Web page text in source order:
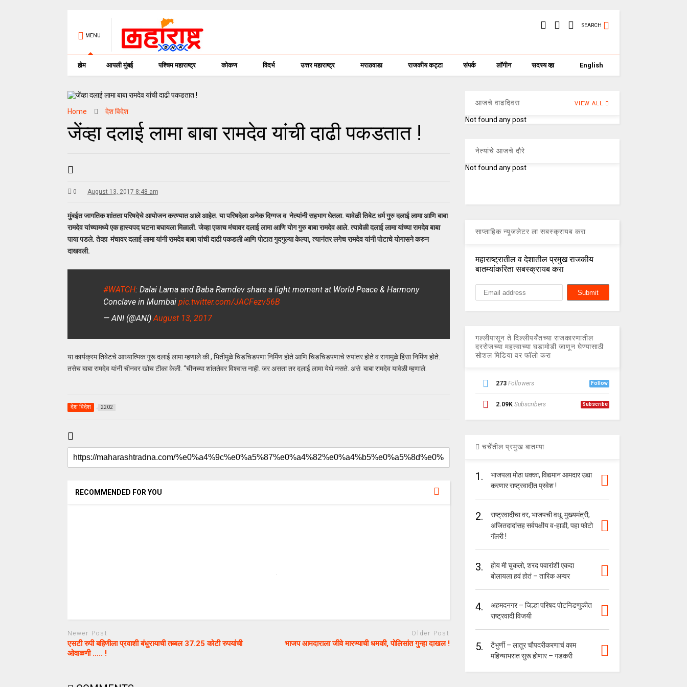
MENU
SEARCH
होम आपली मुंबई पश्चिम महाराष्ट्र कोकण विदर्भ उत्तर महाराष्ट्र मराठवाडा राजकीय कट्टा संपर्क लॉगीन सदस्य व्हा English
Home देश विदेश
जेंव्हा दलाई लामा बाबा रामदेव यांची दाढी पकडतात !
0 August 13, 2017 8:48 am
मुंबईत जागतिक शांतता परिषदेचे आयोजन करण्यात आले आहेत. या परिषदेला अनेक दिग्गज व नेत्यांनी सहभाग घेतला. यावेळी तिबेट धर्म गुरु दलाई लामा आणि बाबा
रामदेव यांच्यामध्ये एक हास्यपद घटना बघायला मिळाली. जेव्हा एकाच मंचावर दलाई लामा आणि योग गुरु बाबा रामदेव आले. त्यावेळी दलाई लामा यांच्या रामदेव बाबा
पाया पडले. तेव्हा मंचावर दलाई लामा यांनी रामदेव बाबा यांची दाढी पकडली आणि पोटात गुदगुल्या केल्या, त्यानंतर लगेच रामदेव यांनी पोटाचे योगासने करुन
दाखवली.
#WATCH: Dalai Lama and Baba Ramdev share a light moment at World Peace & Harmony
Conclave in Mumbai pic.twitter.com/JACFezv56B
— ANI (@ANI) August 13, 2017
या कार्यक्रम तिबेटचे आध्यात्मिक गुरू दलाई लामा म्हणाले की , भितीमुळे चिडचिडपणा निर्मिण होते आणि चिडचिडपणाचे रुपांतर होते व रागामुळे हिंसा निर्मिण होते.
तसेच बाबा रामदेव यांनी चीनवर खोच टीका केली. “चीनच्या शांततेवर विश्वास नाही. जर असता तर दलाई लामा येथे नसते. असे बाबा रामदेव यावेळी म्हणाले.
देश विदेश 2202
RECOMMENDED FOR YOU
Newer Post
एसटी रुपी बहिणीला प्रवाशी बंधुरायाची तब्बल 37.25 कोटी रुपयांची
ओवाळणी ….. !
Older Post
भाजप आमदाराला जीवे मारण्याची धमकी, पोलिसांत गुन्हा दाखल !
आजचे वाढदिवस VIEW ALL
Not found any post
नेत्यांचे आजचे दौरे
Not found any post
साप्ताहिक न्यूजलेटर ला सबस्क्रायब करा
महाराष्ट्रातील व देशातील प्रमुख राजकीय
बातम्यांकरिता सबस्क्रायब करा
गल्लीपासून ते दिल्लीपर्यंतच्या राजकारणातील
दररोजच्या महत्वाच्या घडामोडी जाणून घेण्यासाठी
सोशल मिडिया वर फॉलो करा
273 Followers Follow
2.09K Subscribers Subscribe
चर्चेतील प्रमुख बातम्या
1.
भाजपला मोठा धक्का, विद्यमान आमदार उद्या
करणार राष्ट्रवादीत प्रवेश !
2.
राष्ट्रवादीचा वर, भाजपची वधू, मुख्यमंत्री,
अजितदादांसह सर्वपक्षीय व-हाडी, पहा फोटो
गॅलरी !
3.
होय मी चुकलो, शरद पवारांशी एकदा
बोलायला हवं होतं – तारिक अन्वर
4.
अहमदनगर – जिल्हा परिषद पोटनिडणुकीत
राष्ट्रवादी विजयी
5.
टेंभुर्णी – लातूर चौपदरीकरणाचं काम
महिन्याभरात सुरू होणार – गडकरी